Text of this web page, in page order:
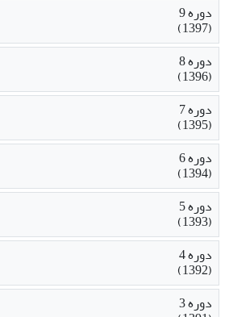
دوره 9
(1397)
دوره 8
(1396)
دوره 7
(1395)
دوره 6
(1394)
دوره 5
(1393)
دوره 4
(1392)
دوره 3